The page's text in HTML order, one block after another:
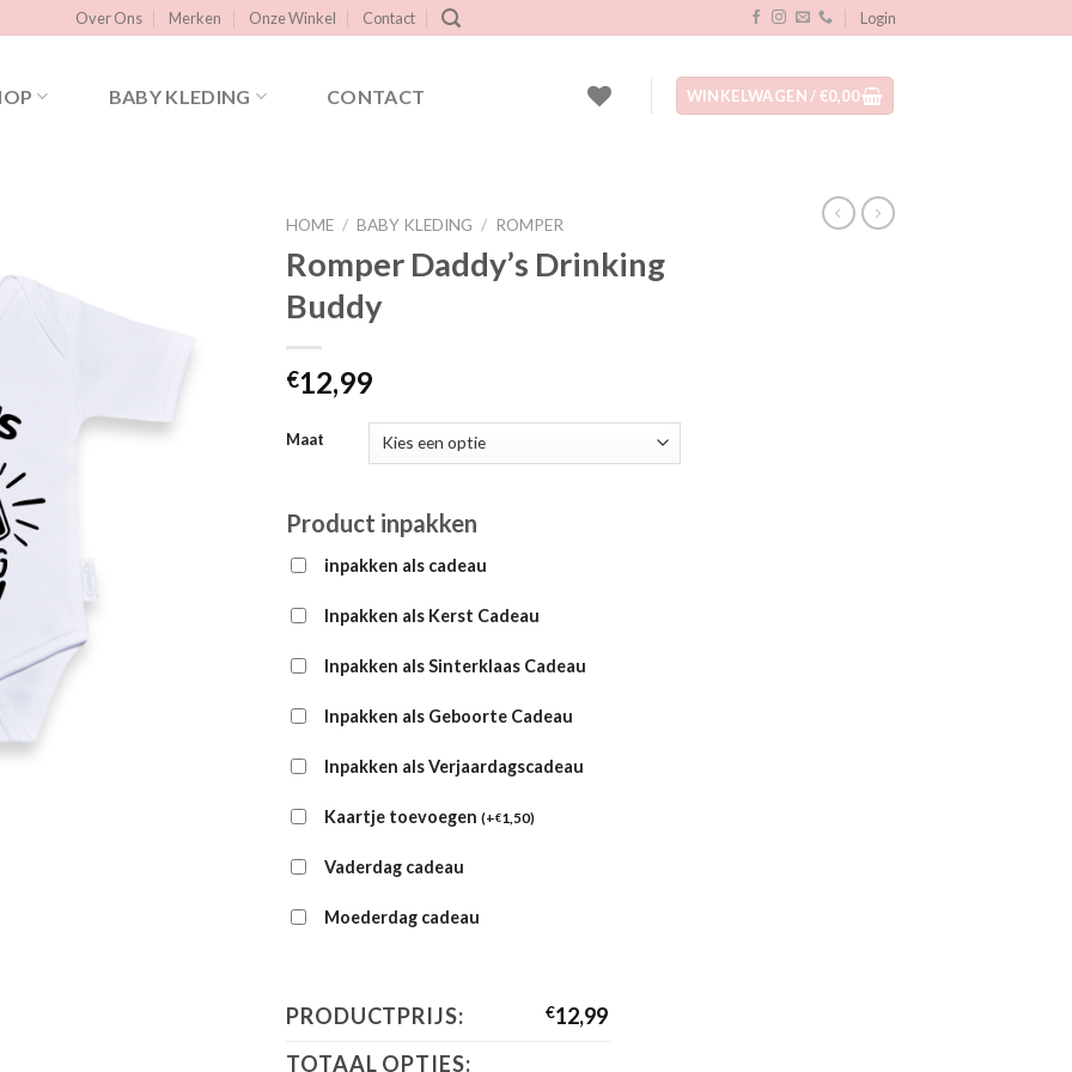
Over Ons Merken Onze Winkel Contact Login
BABY KLEDING CONTACT WINKELWAGEN /€0,00
HOME / BABY KLEDING / ROMPER
Romper Daddy’s Drinking
Buddy
€12,99
Maat
Product inpakken
inpakken als cadeau
Inpakken als Kerst Cadeau
Inpakken als Sinterklaas Cadeau
Inpakken als Geboorte Cadeau
Inpakken als Verjaardagscadeau
Kaartje toevoegen (+€1,50)
Vaderdag cadeau
Moederdag cadeau
PRODUCTPRIJS: €12,99
TOTAAL OPTIES: